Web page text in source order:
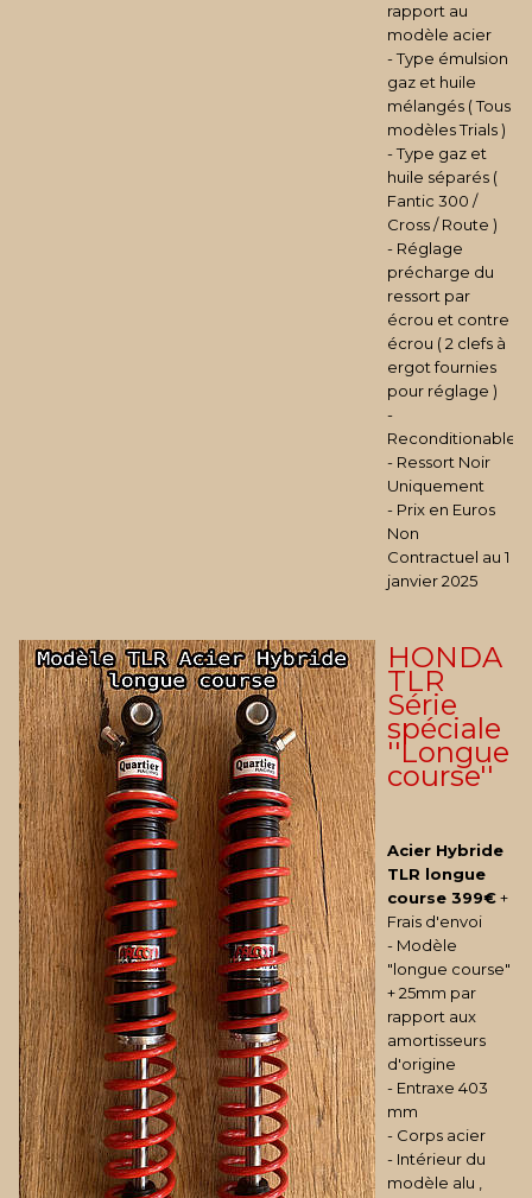
rapport au
modèle acier
- Type émulsion
gaz et huile
mélangés ( Tous
modèles Trials )
- Type gaz et
huile séparés (
Fantic 300 /
Cross / Route )
- Réglage
précharge du
ressort par
écrou et contre
écrou ( 2 clefs à
ergot fournies
pour réglage )
-
Reconditionable
- Ressort Noir
Uniquement
- Prix en Euros
Non
Contractuel au 1
janvier 2025
HONDA
TLR
Série
spéciale
''Longue
course''
Acier Hybride
TLR longue
course399€+
Frais d'envoi
- Modèle
"longue course"
+ 25mm par
rapport aux
amortisseurs
d'origine
- Entraxe 403
mm
- Corps acier
- Intérieur du
modèle alu ,